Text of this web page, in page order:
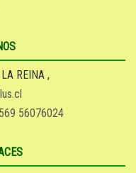
REINA ,
56076024